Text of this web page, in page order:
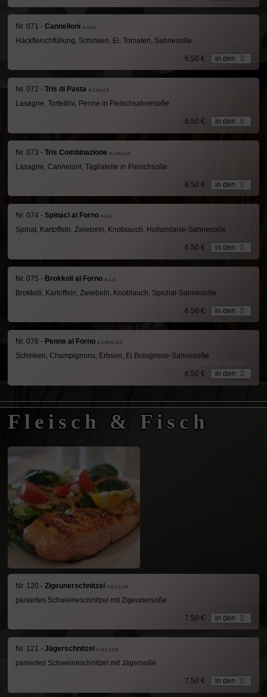
Nr. 071 - Cannelloni A,C,H,I
Hackfleischfüllung, Schinken, Ei, Tomaten, Sahnesoße
6.50 € in den
Nr. 072 - Tris di Pasta A,C,H,I,2,3
Lasagne, Tortellini, Penne in Fleischsahnesoße
6.50 € in den
Nr. 073 - Tris Combinazione A,C,H,I,2,3
Lasagne, Canneloni, Tagliatelle in Fleischsoße
6.50 € in den
Nr. 074 - Spinaci al Forno A,C,G
Spinat, Kartoffeln, Zwiebeln, Knoblauch, Hollandaise-Sahnesoße
6.50 € in den
Nr. 075 - Brokkoli al Forno A,C,G
Brokkoli, Kartoffeln, Zwiebeln, Knoblauch, Spezial-Sahnesoße
6.50 € in den
Nr. 076 - Penne al Forno A,C,G,H,I,2,3
Schinken, Champignons, Erbsen, Ei Bolognese-Sahnesoße
6.50 € in den
Fleisch & Fisch
Nr. 120 - Zigeunerschnitzel C,G,1,2,3,9
paniertes Schweineschnitzel mit Zigeunersoße
7.50 € in den
Nr. 121 - Jägerschnitzel C,G,1,2,3,9
paniertes Schweineschnitzel mit Jägersoße
7.50 € in den